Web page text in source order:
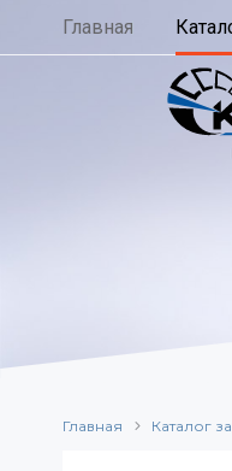
Главная
Главная Каталог